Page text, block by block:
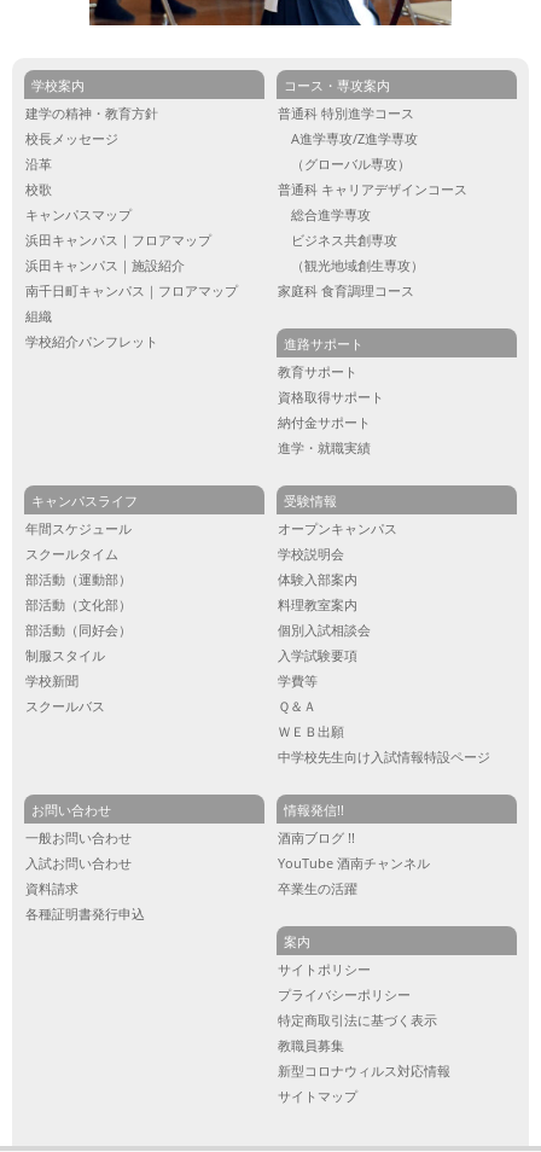
学校案内
建学の精神・教育方針
校長メッセージ
沿革
校歌
キャンパスマップ
浜田キャンパス｜フロアマップ
浜田キャンパス｜施設紹介
南千日町キャンパス｜フロアマップ
組織
学校紹介パンフレット
コース・専攻案内
普通科 特別進学コース
A進学専攻/Z進学専攻
（グローバル専攻）
普通科 キャリアデザインコース
総合進学専攻
ビジネス共創専攻
（観光地域創生専攻）
家庭科 食育調理コース
進路サポート
教育サポート
資格取得サポート
納付金サポート
進学・就職実績
キャンパスライフ
年間スケジュール
スクールタイム
部活動（運動部）
部活動（文化部）
部活動（同好会）
制服スタイル
学校新聞
スクールバス
受験情報
オープンキャンパス
学校説明会
体験入部案内
料理教室案内
個別入試相談会
入学試験要項
学費等
Ｑ＆Ａ
ＷＥＢ出願
中学校先生向け入試情報特設ページ
お問い合わせ
一般お問い合わせ
入試お問い合わせ
資料請求
各種証明書発行申込
情報発信!!
酒南ブログ !!
YouTube 酒南チャンネル
卒業生の活躍
案内
サイトポリシー
プライバシーポリシー
特定商取引法に基づく表示
教職員募集
新型コロナウィルス対応情報
サイトマップ